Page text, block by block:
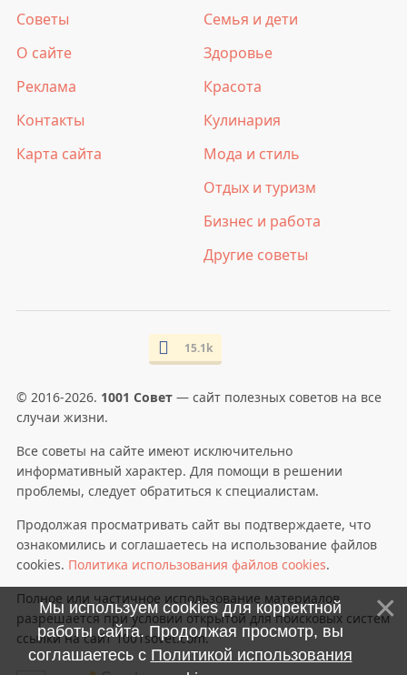
Советы
О сайте
Реклама
Контакты
Карта сайта
Семья и дети
Здоровье
Красота
Кулинария
Мода и стиль
Отдых и туризм
Бизнес и работа
Другие советы
15.1k
© 2016-2026. 1001 Совет— сайт полезных советов на все
случаи жизни.
Все советы на сайте имеют исключительно
информативный характер. Для помощи в решении
проблемы, следует обратиться к специалистам.
Продолжая просматривать сайт вы подтверждаете, что
ознакомились и соглашаетесь на использование файлов
cookies. Политика использования файлов cookies.
Полное или частичное использование материалов
разрешается при условии открытой для поисковых систем
ссылки на сайт 1001sovet.com.
Мы используем cookies для корректной
работы сайта. Продолжая просмотр, вы
соглашаетесь с Политикой использования